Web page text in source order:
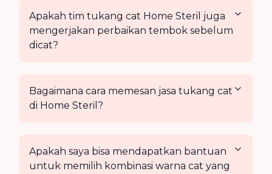
Apakah tim tukang cat Home Steril juga
mengerjakan perbaikan tembok sebelum
dicat?
Bagaimana cara memesan jasa tukang cat
di Home Steril?
Apakah saya bisa mendapatkan bantuan
untuk memilih kombinasi warna cat yang